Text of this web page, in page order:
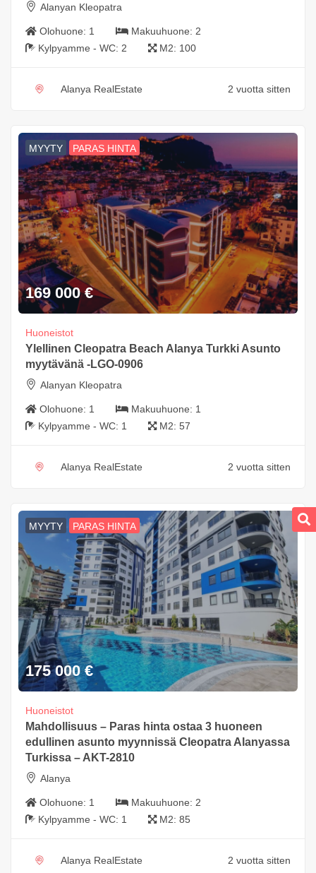
Alanyan Kleopatra
Olohuone: 1 Makuuhuone: 2
Kylpyamme - WC: 2 M2: 100
Alanya RealEstate 2 vuotta sitten
MYYTY PARAS HINTA
169 000 €
Huoneistot
Ylellinen Cleopatra Beach Alanya Turkki Asunto
myytävänä -LGO-0906
Alanyan Kleopatra
Olohuone: 1 Makuuhuone: 1
Kylpyamme - WC: 1 M2: 57
Alanya RealEstate 2 vuotta sitten
MYYTY PARAS HINTA
175 000 €
Huoneistot
Mahdollisuus – Paras hinta ostaa 3 huoneen
edullinen asunto myynnissä Cleopatra Alanyassa
Turkissa – AKT-2810
Alanya
Olohuone: 1 Makuuhuone: 2
Kylpyamme - WC: 1 M2: 85
Alanya RealEstate 2 vuotta sitten